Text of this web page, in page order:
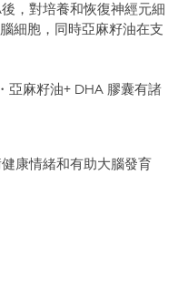
，對培養和恢復神經元細
細胞，同時亞麻籽油在支
亞麻籽油+ DHA 膠囊有諸
康情緒和有助大腦發育